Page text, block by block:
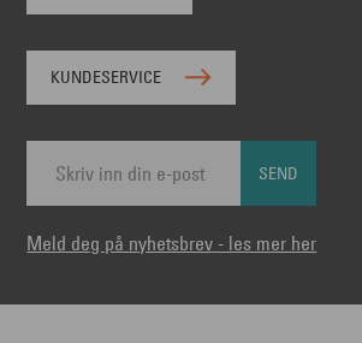
KUNDESERVICE
SEND
Meld deg på nyhetsbrev - les mer her